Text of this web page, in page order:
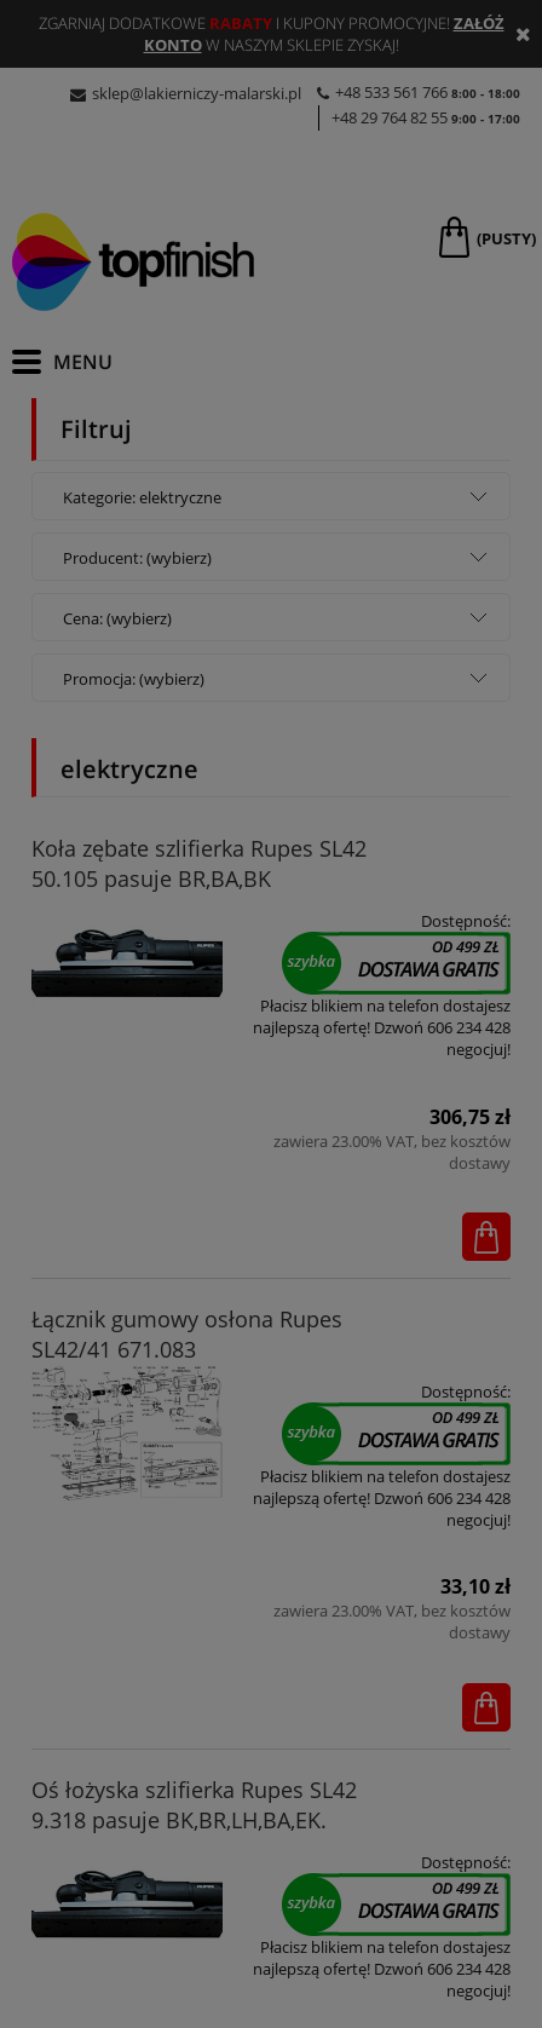
ZGARNIAJ DODATKOWE RABATYI KUPONY PROMOCYJNE! ZAŁÓŻ
KONTOW NASZYM SKLEPIE ZYSKAJ!
sklep@lakierniczy-malarski.pl +48 533 561 766 8:00 - 18:00
+48 29 764 82 55 9:00 - 17:00
(PUSTY)
Filtruj
Kategorie: elektryczne
Producent: (wybierz)
Cena: (wybierz)
Promocja: (wybierz)
elektryczne
Koła zębate szlifierka Rupes SL42
50.105 pasuje BR,BA,BK
Dostępność:
Płacisz blikiem na telefon dostajesz
najlepszą ofertę! Dzwoń 606 234 428
negocjuj!
306,75 zł
zawiera 23.00% VAT, bez kosztów
dostawy
Łącznik gumowy osłona Rupes
SL42/41 671.083
Dostępność:
Płacisz blikiem na telefon dostajesz
najlepszą ofertę! Dzwoń 606 234 428
negocjuj!
33,10 zł
zawiera 23.00% VAT, bez kosztów
dostawy
Oś łożyska szlifierka Rupes SL42
9.318 pasuje BK,BR,LH,BA,EK.
Dostępność:
Płacisz blikiem na telefon dostajesz
najlepszą ofertę! Dzwoń 606 234 428
negocjuj!